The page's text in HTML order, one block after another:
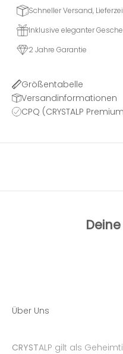
Schneller Versand,
Inklusive eleganter
2 Jahre Garantie
Größentabelle
Versandinformationen
CPQ (CRYSTALP
Über Uns
CRYSTALP gilt als